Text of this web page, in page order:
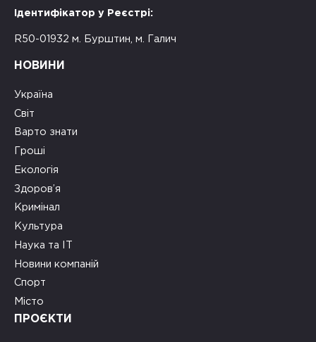
Ідентифікатор у Реєстрі:
R50-01932 м. Бурштин, м. Галич
НОВИНИ
Україна
Світ
Варто знати
Гроші
Екологія
Здоров’я
Кримінал
Культура
Наука та ІТ
Новини компаній
Спорт
Місто
ПРОЄКТИ